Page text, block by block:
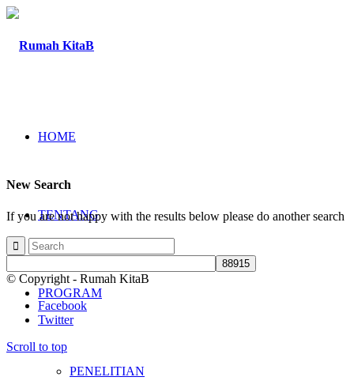
HOME
TENTANG
PROGRAM
PENELITIAN
New Search
If you are not happy with the results below please do another search
© Copyright - Rumah KitaB
Facebook
Twitter
Scroll to top